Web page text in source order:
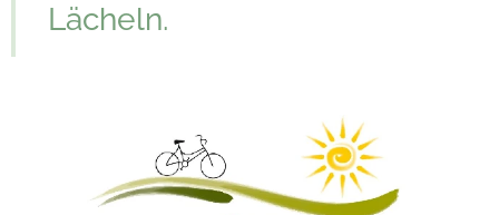
Lächeln.